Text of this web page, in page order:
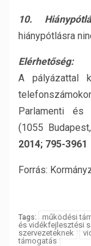
10.
hiánypótlásra
Elérhetőség:
A pályázattal
Parlamenti és
(1055
2014; 795-3961
Forrás:
Tags: működési
és vidékfejlesztési
szervezeteknek
támogatás